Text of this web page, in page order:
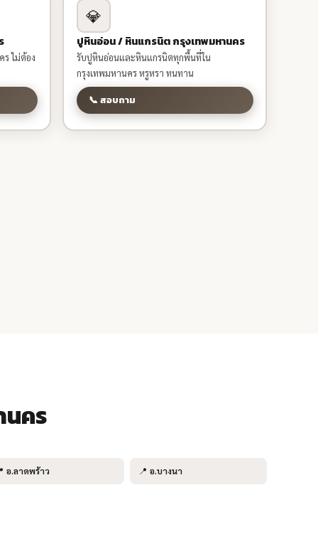
ไม่ต้อง
💎
ปูหินอ่อน / หินแกรนิต กรุงเทพมหานคร
รับปูหินอ่อนและหินแกรนิตทุกพื้นที่ใน
กรุงเทพมหานคร หรูหรา ทนทาน
📞 สอบถาม
คร
อ.ลาดพร้าว 📍 อ.บางนา